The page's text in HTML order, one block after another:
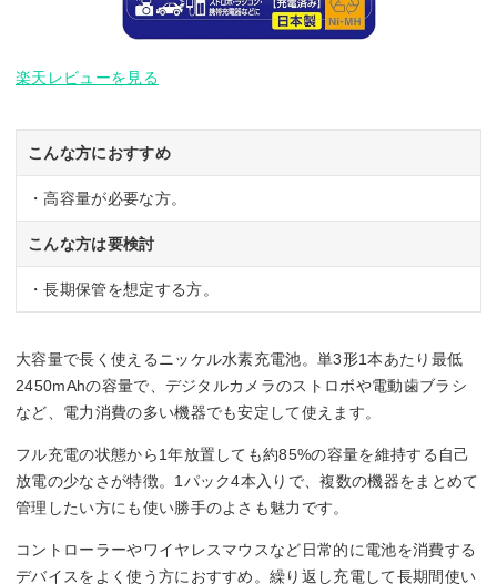
楽天レビューを見る
こんな方におすすめ
・高容量が必要な方。
こんな方は要検討
・長期保管を想定する方。
大容量で長く使えるニッケル水素充電池。単3形1本あたり最低
2450mAhの容量で、デジタルカメラのストロボや電動歯ブラシ
など、電力消費の多い機器でも安定して使えます。
フル充電の状態から1年放置しても約85%の容量を維持する自己
放電の少なさが特徴。1パック4本入りで、複数の機器をまとめて
管理したい方にも使い勝手のよさも魅力です。
コントローラーやワイヤレスマウスなど日常的に電池を消費する
デバイスをよく使う方におすすめ。繰り返し充電して長期間使い